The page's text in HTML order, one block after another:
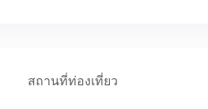
สถานที่ท่องเที่ยว